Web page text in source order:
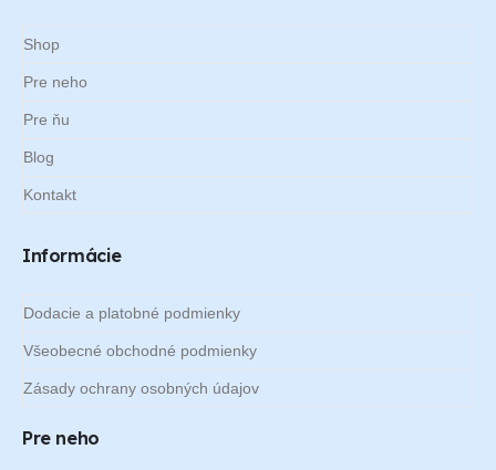
Shop
Pre neho
Pre ňu
Blog
Kontakt
Informácie
Dodacie a platobné podmienky
Všeobecné obchodné podmienky
Zásady ochrany osobných údajov
Pre neho